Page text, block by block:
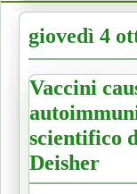
giovedì 4
Vaccini
scientifico
Deisher